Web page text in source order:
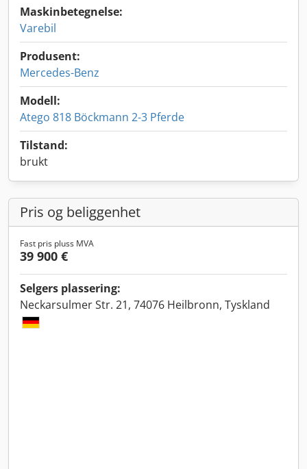
Maskinbetegnelse:
Varebil
Produsent:
Mercedes-Benz
Modell:
Atego 818 Böckmann 2-3 Pferde
Tilstand:
brukt
Pris og beliggenhet
Fast pris pluss MVA
39 900 €
Selgers plassering:
Neckarsulmer Str. 21, 74076 Heilbronn, Tyskland